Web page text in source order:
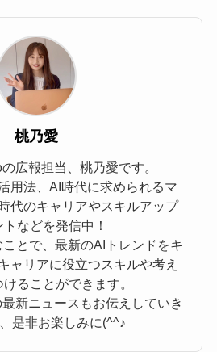
桃乃愛
広報担当、桃乃愛です。
用法、AI時代に求められるマ
代のキャリアやスキルアップ
などを発信中！
とで、最新のAIトレンドをキ
ャリアに役立つスキルや考え
ることができます。
新ニュースもお伝えしていき
是非お楽しみに(^^♪